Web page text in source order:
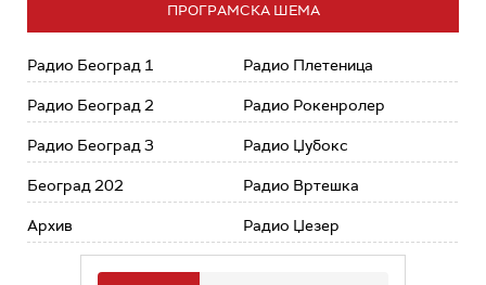
ПРОГРАМСКА ШЕМА
Радио Београд 1
Радио Београд 2
Радио Београд 3
Београд 202
Архив
Радио Плетеница
Радио Рокенролер
Радио Џубокс
Радио Вртешка
Радио Џезер